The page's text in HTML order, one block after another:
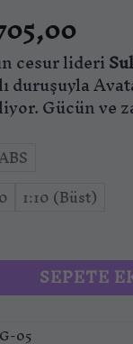
Fiyat
-
cesur lideri
duruşuyla
Gücün ve
1:10 (Büst)
adet
SEPETE
05